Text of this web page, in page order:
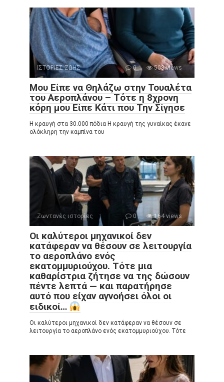
ΙΣΤΟΡΙΕΣ ΖΩΗΣ 0 508 views
Μου Είπε να Θηλάζω στην Τουαλέτα
του Αεροπλάνου – Τότε η 8χρονη
κόρη μου Είπε Κάτι που Την Σίγησε
Η κραυγή στα 30.000 πόδια Η κραυγή της γυναίκας έκανε
ολόκληρη την καμπίνα του
Ζωντανές ιστορίες 0 164 views
Οι καλύτεροι μηχανικοί δεν
κατάφεραν να θέσουν σε λειτουργία
το αεροπλάνο ενός
εκατομμυριούχου. Τότε μια
καθαρίστρια ζήτησε να της δώσουν
πέντε λεπτά — και παρατήρησε
αυτό που είχαν αγνοήσει όλοι οι
ειδικοί…
Οι καλύτεροι μηχανικοί δεν κατάφεραν να θέσουν σε
λειτουργία το αεροπλάνο ενός εκατομμυριούχου. Τότε